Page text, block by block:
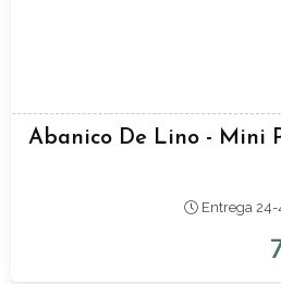
Abanico De Lino - Mini
Entrega 24-